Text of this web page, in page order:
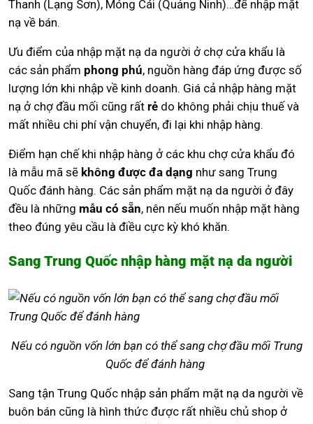
Thanh (Lạng Sơn), Móng Cái (Quảng Ninh)…để nhập mặt
nạ về bán.
Ưu điểm của nhập mặt nạ da người ở chợ cửa khẩu là
các sản phẩm phong phú, nguồn hàng đáp ứng được số
lượng lớn khi nhập về kinh doanh. Giá cả nhập hàng mặt
nạ ở chợ đầu mối cũng rất rẻ do không phải chịu thuế và
mất nhiều chi phí vận chuyển, đi lại khi nhập hàng.
Điểm hạn chế khi nhập hàng ở các khu chợ cửa khẩu đó
là mẫu mã sẽ không được đa dạng như sang Trung
Quốc đánh hàng. Các sản phẩm mặt nạ da người ở đây
đều là những mẫu có sẵn, nên nếu muốn nhập mặt hàng
theo đúng yêu cầu là điều cực kỳ khó khăn.
Sang Trung Quốc nhập hàng mặt nạ da người
Nếu có nguồn vốn lớn bạn có thể sang chợ đầu mối Trung
Quốc để đánh hàng
Sang tận Trung Quốc nhập sản phẩm mặt nạ da người về
buôn bán cũng là hình thức được rất nhiều chủ shop ở